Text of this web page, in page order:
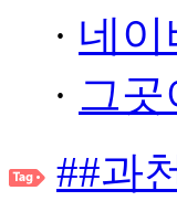
· 네
· 그
##과